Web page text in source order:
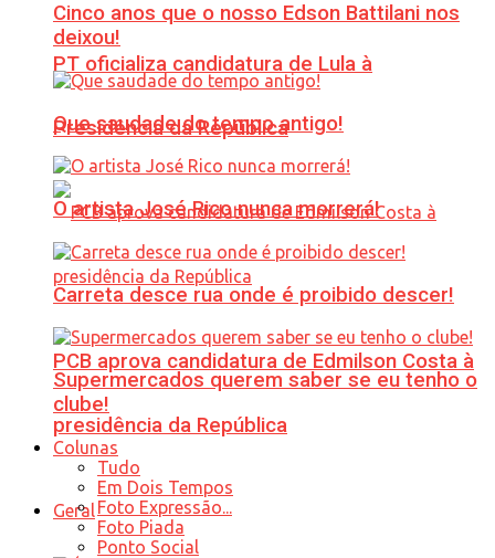
PT oficializa candidatura de Lula à
Presidência da República
PCB aprova candidatura de Edmilson Costa à
presidência da República
Geral
Cinco anos que o nosso Edson Battilani nos
deixou!
Que saudade do tempo antigo!
O artista José Rico nunca morrerá!
Carreta desce rua onde é proibido descer!
Supermercados querem saber se eu tenho o
clube!
Colunas
Tudo
Em Dois Tempos
Foto Expressão...
Foto Piada
Ponto Social